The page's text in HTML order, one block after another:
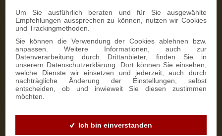
Um Sie ausführlich beraten und für Sie ausgewählte
Empfehlungen aussprechen zu können, nutzen wir Cookies
und Trackingmethoden.
Sie können die Verwendung der Cookies ablehnen bzw.
anpassen. Weitere Informationen, auch zur
Datenverarbeitung durch Drittanbieter, finden Sie in
unserern Datenschutzerklärung. Dort können Sie einsehen,
welche Dienste wir einsetzen und jederzeit, auch durch
nachträgliche Änderung der Einstellungen, selbst
entscheiden, ob und inwieweit Sie diesen zustimmen
möchten.
Ich bin einverstanden